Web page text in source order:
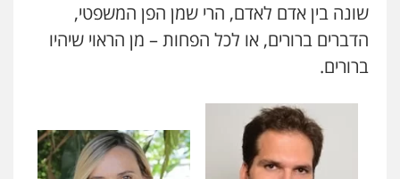
שונה בין אדם לאדם, הרי שמן הפן המשפטי,
הדברים ברורים, או לכל הפחות – מן הראוי שיהיו
ברורים.